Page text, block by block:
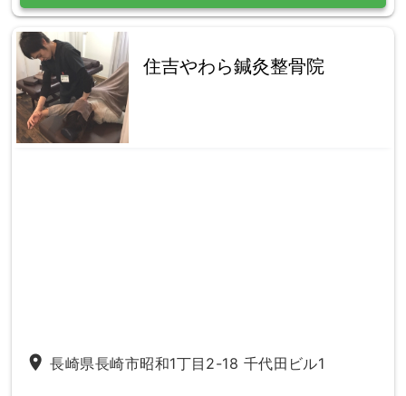
住吉やわら鍼灸整骨院
place 長崎県長崎市昭和1丁目2-18 千代田ビル1